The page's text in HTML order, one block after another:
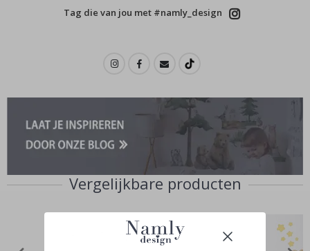
Tag die van jou met #namly_design
Vergelijkbare producten